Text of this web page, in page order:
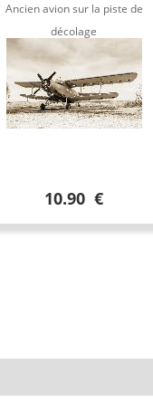
Ancien avion sur la piste de
décolage
10.90 €